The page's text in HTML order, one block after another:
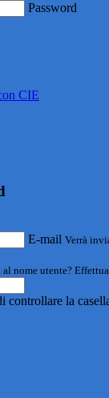
Password
CIE
E-mail Verrà
nome utente?
controllare la